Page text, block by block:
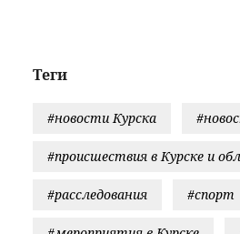
Теги
#новости Курска
#происшествия в Курске и
#расследования #спорт